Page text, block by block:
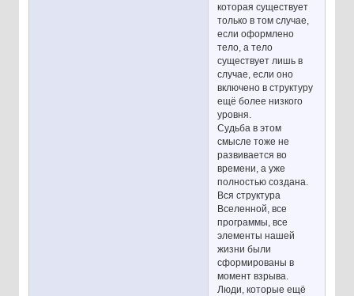
которая существует
только в том случае,
если оформлено
тело, а тело
существует лишь в
случае, если оно
включено в структуру
ещё более низкого
уровня.
Судьба в этом
смысле тоже не
развивается во
времени, а уже
полностью создана.
Вся структура
Вселенной, все
программы, все
элементы нашей
жизни были
сформированы в
момент взрыва.
Люди, которые ещё